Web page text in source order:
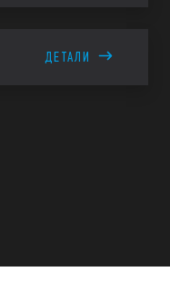
ДЕТАЛИ